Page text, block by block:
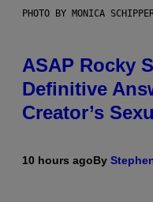
PHOTO BY MONICA
ASAP Rocky
Definitive
Creator’s
10 hours agoBy